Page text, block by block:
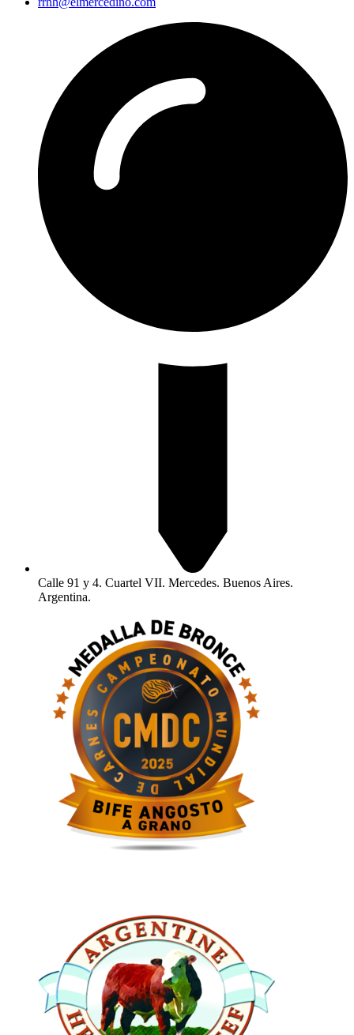
Calle 91 y 4. Cuartel VII. Mercedes. Buenos Aires.
Argentina.